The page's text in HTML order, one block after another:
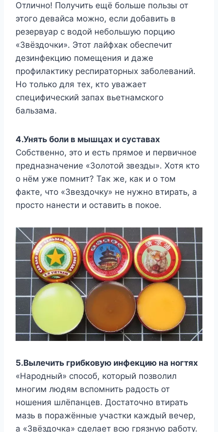
Отлично! Получить ещё больше пользы от
этого девайса можно, если добавить в
резервуар с водой небольшую порцию
«Звёздочки». Этот лайфхак обеспечит
дезинфекцию помещения и даже
профилактику респираторных заболеваний.
Но только для тех, кто уважает
специфический запах вьетнамского
бальзама.
4.Унять боли в мышцах и суставах
Собственно, это и есть прямое и первичное
предназначение «Золотой звезды». Хотя кто
о нём уже помнит? Так же, как и о том
факте, что «Звездочку» не нужно втирать, а
просто нанести и оставить в покое.
5.Вылечить грибковую инфекцию на ногтях
«Народный» способ, который позволил
многим людям вспомнить радость от
ношения шлёпанцев. Достаточно втирать
мазь в поражённые участки каждый вечер,
а «Звёздочка» сделает всю грязную работу.